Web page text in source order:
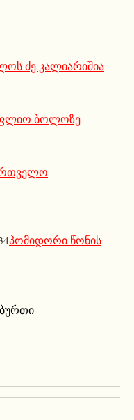
ძე კალიარიშია
ბოლოზე
პომიდორი წონის